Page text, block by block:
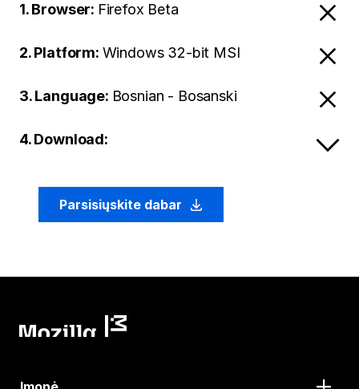
1. Browser: Firefox Beta
2. Platform: Windows 32-bit MSI
3. Language: Bosnian - Bosanski
4. Download:
Parsisiųskite dabar